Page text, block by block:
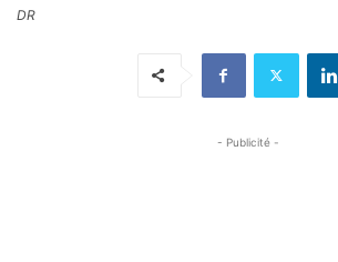
DR
- Publicité -